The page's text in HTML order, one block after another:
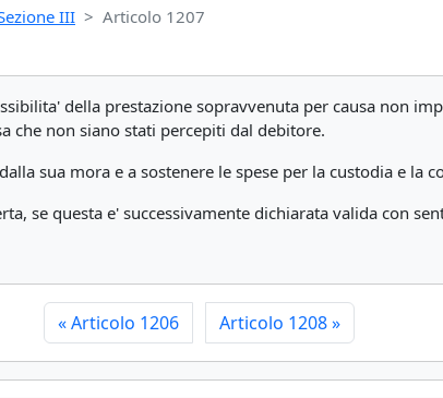
III Articolo 1207
della prestazione sopravvenuta per causa non
che non siano stati percepiti dal debitore.
sua mora e a sostenere le spese per la custodia e la
se questa e' successivamente dichiarata valida con
«Articolo 1206 Articolo 1208»